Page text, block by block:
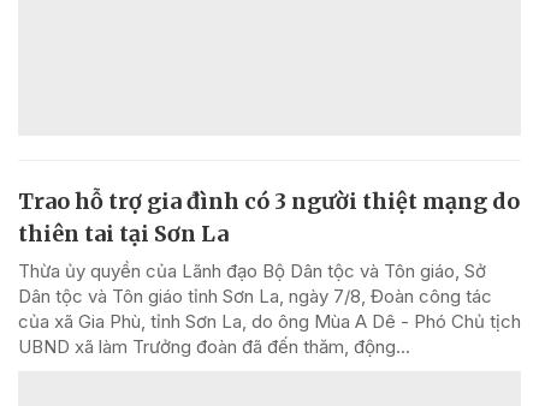
Trao hỗ trợ gia đình có 3 người thiệt mạng do
thiên tai tại Sơn La
Thừa ủy quyền của Lãnh đạo Bộ Dân tộc và Tôn giáo, Sở
Dân tộc và Tôn giáo tỉnh Sơn La, ngày 7/8, Đoàn công tác
của xã Gia Phù, tỉnh Sơn La, do ông Mùa A Dê - Phó Chủ tịch
UBND xã làm Trưởng đoàn đã đến thăm, động...